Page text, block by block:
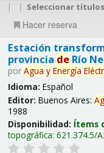
| | Seleccionar
Hacer reserva
Estación
provincia deRío
por Agua y Energía
Idioma: Español
Editor: Buenos Aires:
1988
Disponibilidad: Ítems
topográfica: 621.374.5/